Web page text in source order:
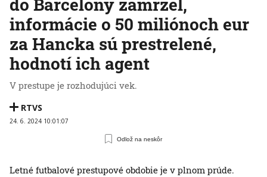
do Barcelony zamrzel,
informácie o 50 miliónoch eur
za Hancka sú prestrelené,
hodnotí ich agent
V prestupe je rozhodujúci vek.
RTVS
24. 6. 2024 10:01:07
Odlož na neskôr
Letné futbalové prestupové obdobie je v plnom prúde.